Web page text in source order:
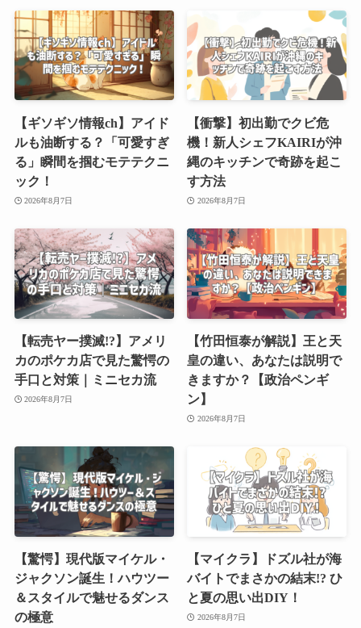
【ギソギソ情報ch】アイド
ルも油断する？「可愛すぎ
る」瞬間を掴むモテテクニ
ック！
2026年8月7日
【衝撃】初出勤でクビ危
機！新人シェフKAIRIが沖
縄のキッチンで奇跡を起こ
す方法
2026年8月7日
【転売ヤー撲滅!?】アメリ
カのポケカ店で見た驚愕の
手口と対策｜ミニセカ流
2026年8月7日
【竹田恒泰が解説】王と天
皇の違い、あなたは説明で
きますか？【政治ペンギ
ン】
2026年8月7日
【驚愕】現代版マイケル・
ジャクソン誕生！ハウツー
＆スタイルで魅せるダンス
の極意
【マイクラ】ドズル社が海
バイトでまさかの結末!? ひ
と夏の思い出DIY！
2026年8月7日